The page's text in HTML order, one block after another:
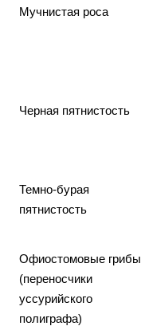
Мучнистая роса
Черная пятнистость
Темно-бурая
пятнистость
Офиостомовые грибы
(переносчики
уссурийского
полиграфа)